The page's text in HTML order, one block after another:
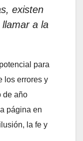
existen
a la
para
los errores y
de año
página en
la fe y